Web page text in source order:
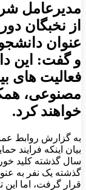
از نخبگان
عنوان
و گفت: این
فعالیت‌ های
مصنوعی،
خواهند کرد.
به گزارش روابط
بیان اینکه فرایند
سال گذشته کلید
گذشته یک نفر به‌
قرار گرفت، اما